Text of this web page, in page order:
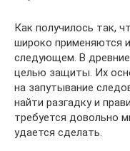
Как получилось так,
широко применяются
следующем. В древние
целью защиты. Их
на запутывание
найти разгадку и
требуется довольно
удается сделать.